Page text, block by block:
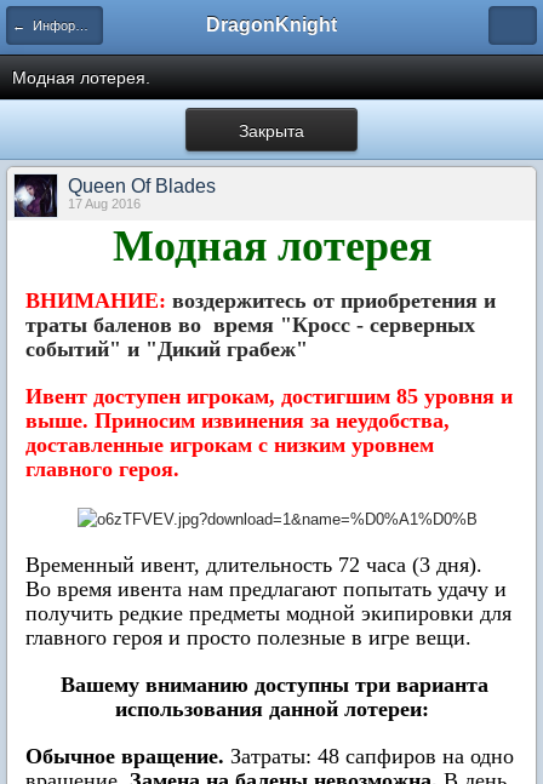
← Информация и гайды по игре DragonKnight
Модная лотерея.
Закрыта
Queen Of Blades
17 Aug 2016
Модная лотерея
ВНИМАНИЕ: воздержитесь от приобретения и
траты баленов во время "Кросс - серверных
событий" и "Дикий грабеж"
Ивент доступен игрокам, достигшим 85 уровня и
выше. Приносим извинения за неудобства,
доставленные игрокам с низким уровнем
главного героя.
Временный ивент, длительность 72 часа (3 дня).
Во время ивента нам предлагают попытать удачу и
получить редкие предметы модной экипировки для
главного героя и просто полезные в игре вещи.
Вашему вниманию доступны три варианта
использования данной лотереи:
Обычное вращение. Затраты: 48 сапфиров на одно